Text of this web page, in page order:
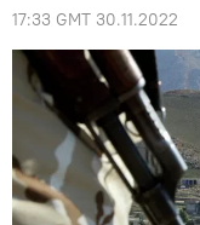
17:33 GMT 30.11.2022